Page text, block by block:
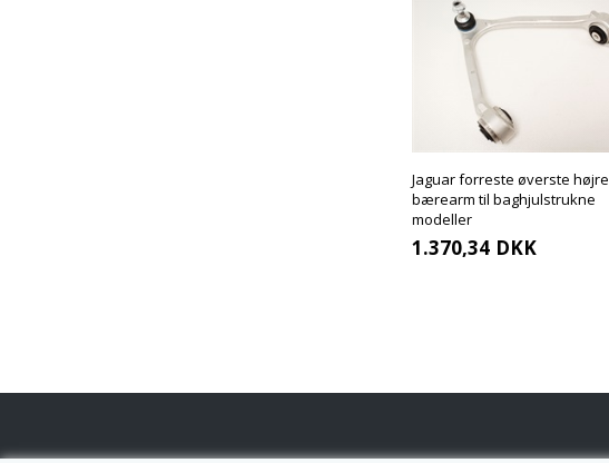
Jaguar forreste øverste højre
bærearm til baghjulstrukne
modeller
1.370,34 DKK